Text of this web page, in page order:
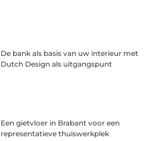
De bank als basis van uw interieur met
Dutch Design als uitgangspunt
Een gietvloer in Brabant voor een
representatieve thuiswerkplek